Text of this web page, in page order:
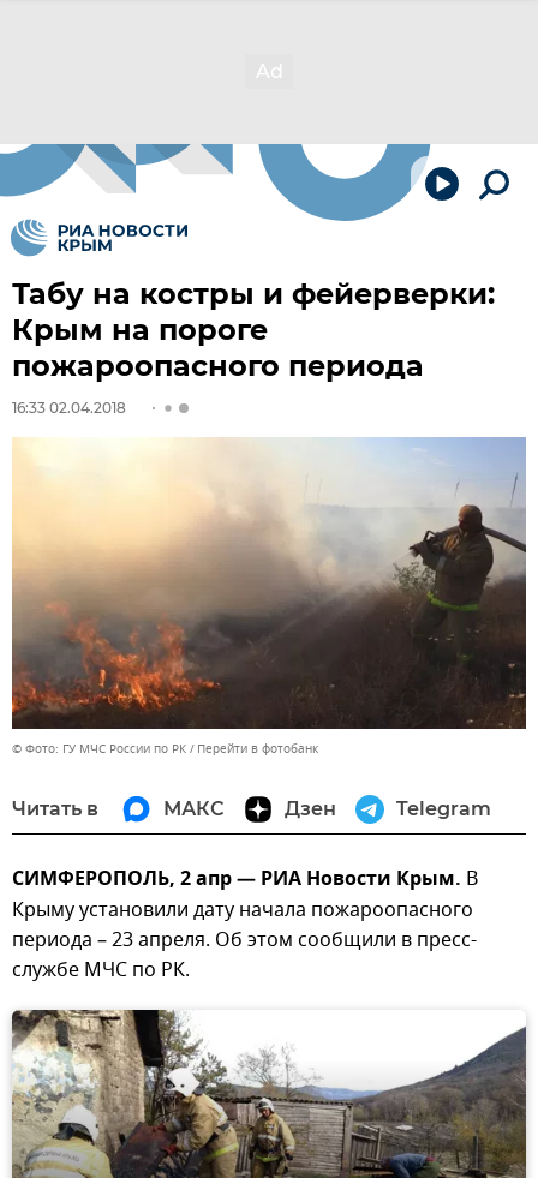
Табу на костры и фейерверки:
Крым на пороге
пожароопасного периода
16:33 02.04.2018
© Фото: ГУ МЧС России по РК Перейти в фотобанк
Читать в МАКС Дзен Telegram
СИМФЕРОПОЛЬ, 2 апр — РИА Новости Крым. В
Крыму установили дату начала пожароопасного
периода – 23 апреля. Об этом сообщили в пресс-
службе МЧС по РК.